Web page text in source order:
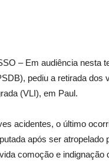
– Em audiência nesta
pediu a retirada
(VLI), em Paul.
acidentes, o último
após ser atropelado
comoção e